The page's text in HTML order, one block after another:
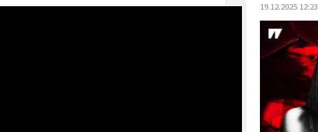
19.12.2025 12:23